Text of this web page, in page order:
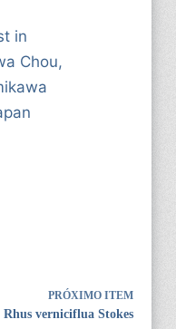
in
Chou,
PRÓXIMO ITEM
Rhus verniciflua Stokes